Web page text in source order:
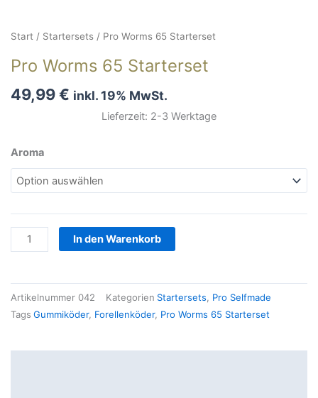
Start / Startersets / Pro Worms 65 Starterset
Pro Worms 65 Starterset
49,99€ inkl. 19% MwSt.
Lieferzeit: 2-3 Werktage
Aroma
Pro
Worms
65
Menge
In den Warenkorb
Artikelnummer 042 Kategorien Startersets
Pro Selfmade
Tags Gummiköder, Forellenköder, Pro Worms 65 Starterset